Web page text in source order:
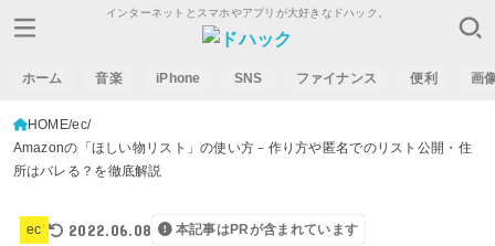
インターネットとスマホやアプリが大好きなドハック。
ホーム 音楽 iPhone SNS ファイナンス 便利 画
HOME ec
Amazonの「ほしい物リスト」の使い方－作り方や匿名でのリスト公開・住
所はバレる？を徹底解説
ec 2022.06.08 本記事はPRが含まれています